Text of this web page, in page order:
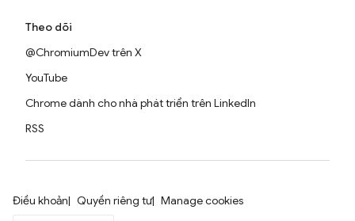
Theo dõi
@ChromiumDev trên X
YouTube
Chrome dành cho nhà phát triển trên LinkedIn
RSS
Điều khoản Quyền riêng tư Manage cookies